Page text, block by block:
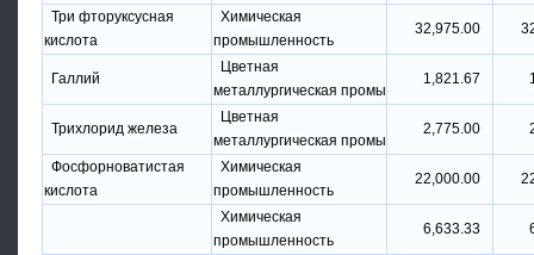
Три фторуксусная
кислота
Химическая
промышленность
32,975.00
Галлий
Цветная
металлургическая промы
1,821.67
Трихлорид железа
Цветная
металлургическая промы
2,775.00
Фосфорноватистая
кислота
Химическая
промышленность
22,000.00
Химическая
промышленность
6,633.33